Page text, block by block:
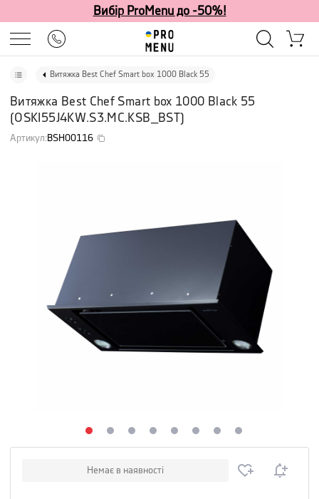
Вибір ProMenu до -50%!
Витяжка Best Chef Smart box 1000 Black 55
Витяжка Best Chef Smart box 1000 Black 55
(OSKI55J4KW.S3.MC.KSB_BST)
Артикул:BSH00116
Немає в наявності